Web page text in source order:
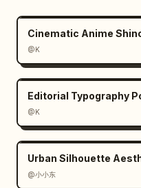
Cinematic Anime
@K
Editorial Typography
@K
Urban Silhouette
@小小东